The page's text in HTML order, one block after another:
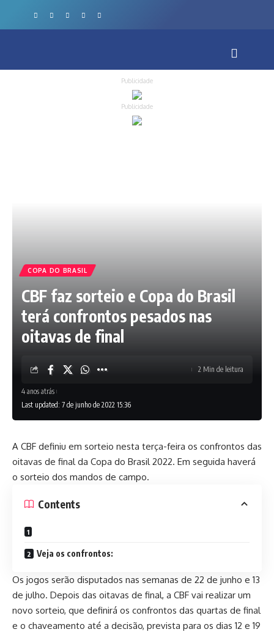
Publicidade
Publicidade
COPA DO BRASIL
CBF faz sorteio e Copa do Brasil
terá confrontos pesados nas
oitavas de final
Last updated: 7 de junho de 2022 15:36
4 anos atrás
2 Min de leitura
A CBF definiu em sorteio nesta terça-feira os confrontos das
oitavas de final da Copa do Brasil 2022. Em seguida haverá
o sorteio dos mandos de campo.
Contents
Veja os confrontos:
Os jogos serão disputados nas semanas de 22 de junho e 13
de julho. Depois das oitavas de final, a CBF vai realizar um
novo sorteio, que definirá os confrontos das quartas de final
e o chaveamento até a decisão, prevista para os dias 12 e 19